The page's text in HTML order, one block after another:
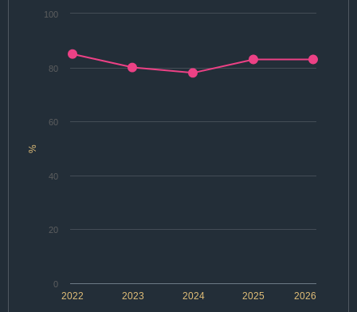
%
2022 2024 2026
2023 2025
0
20
40
60
80
100